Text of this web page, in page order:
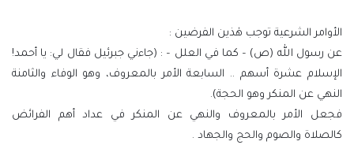
الأوامر الشرعية توجب هٰذين الفرضين :
عن رسول الله (ص) – كما في العلل – : (جاءني جبرئيل فقال لي: يا أحمد!
الإسلام عشرة أسهم .. السابعة الأمر بالمعروف، وهو الوفاء والثامنة
النهي عن المنكر وهو الحجة).
فجعل الأمر بالمعروف والنهي عن المنكر في عداد أهم الفرائض
كالصلاة والصوم والحج والجهاد .